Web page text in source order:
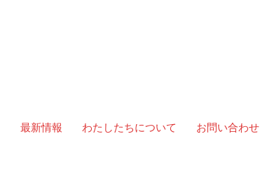
最新情報 わたしたちについて お問い合わせ